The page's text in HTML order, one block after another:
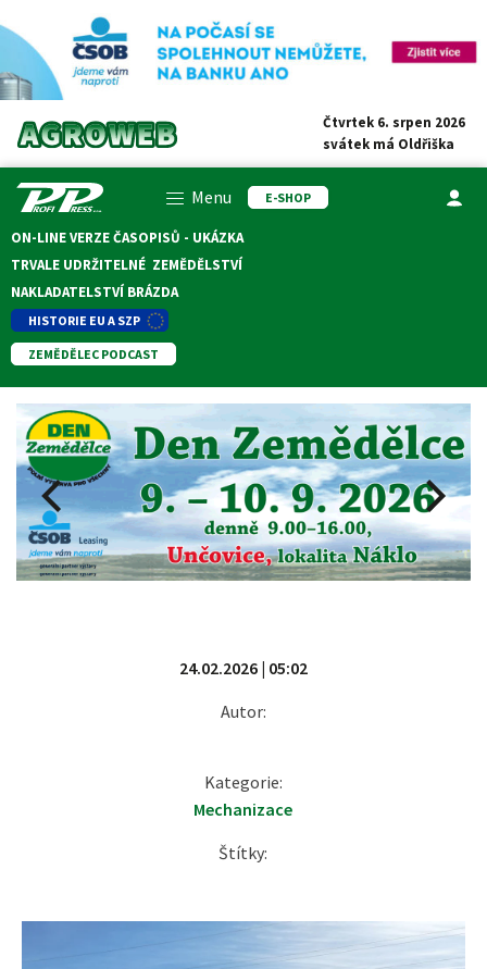
Čtvrtek 6. srpen 2026
svátek má Oldřiška
Menu E-SHOP
ON-LINE VERZE ČASOPISŮ - UKÁZKA
TRVALE UDRŽITELNÉ ZEMĚDĚLSTVÍ
NAKLADATELSTVÍ BRÁZDA
HISTORIE EU A SZP
ZEMĚDĚLEC PODCAST
24.02.2026 | 05:02
Autor:
Kategorie:
Mechanizace
Štítky: